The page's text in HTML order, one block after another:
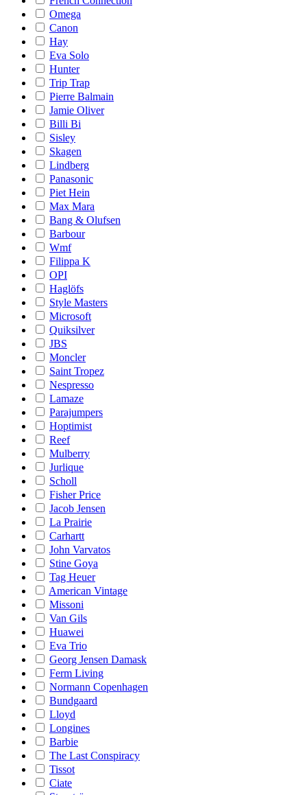
Omega
Canon
Hay
Eva Solo
Hunter
Trip Trap
Pierre Balmain
Jamie Oliver
Billi Bi
Sisley
Skagen
Lindberg
Panasonic
Piet Hein
Max Mara
Bang & Olufsen
Barbour
Wmf
Filippa K
OPI
Haglöfs
Style Masters
Microsoft
Quiksilver
JBS
Moncler
Saint Tropez
Nespresso
Lamaze
Parajumpers
Hoptimist
Reef
Mulberry
Jurlique
Scholl
Fisher Price
Jacob Jensen
La Prairie
Carhartt
John Varvatos
Stine Goya
Tag Heuer
American Vintage
Missoni
Van Gils
Huawei
Eva Trio
Georg Jensen Damask
Ferm Living
Normann Copenhagen
Bundgaard
Lloyd
Longines
Barbie
The Last Conspiracy
Tissot
Ciate